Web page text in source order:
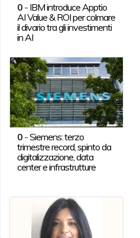
0- IBM introduce Apptio
AI Value & ROI per colmare
il divario tra gli investimenti
in AI
0-Siemens: terzo
trimestre record, spinto da
digitalizzazione, data
center e infrastrutture